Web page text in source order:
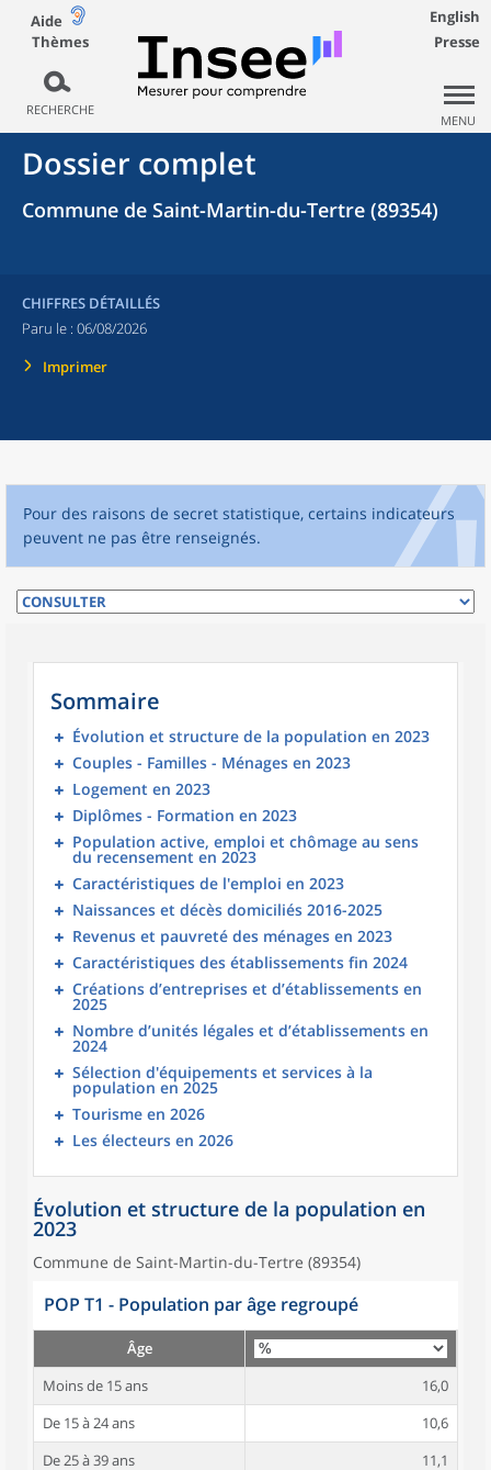
Aide
Thèmes
RECHERCHE
English
Presse
MENU
Dossier complet
Commune de Saint-Martin-du-Tertre (89354)
CHIFFRES DÉTAILLÉS
Paru le : 06/08/2026
Imprimer
Pour des raisons de secret statistique, certains indicateurs
peuvent ne pas être renseignés.
Sommaire
Évolution et structure de la population en 2023
Couples - Familles - Ménages en 2023
Logement en 2023
Diplômes - Formation en 2023
Population active, emploi et chômage au sens
du recensement en 2023
Caractéristiques de l'emploi en 2023
Naissances et décès domiciliés 2016-2025
Revenus et pauvreté des ménages en 2023
Caractéristiques des établissements fin 2024
Créations d’entreprises et d’établissements en
2025
Nombre d’unités légales et d’établissements en
2024
Sélection d'équipements et services à la
population en 2025
Tourisme en 2026
Les électeurs en 2026
Évolution et structure de la population en
2023
Commune de Saint-Martin-du-Tertre (89354)
POP T1 - Population par âge regroupé
Âge
Moins de 15 ans
16,0
De 15 à 24 ans
10,6
De 25 à 39 ans
11,1